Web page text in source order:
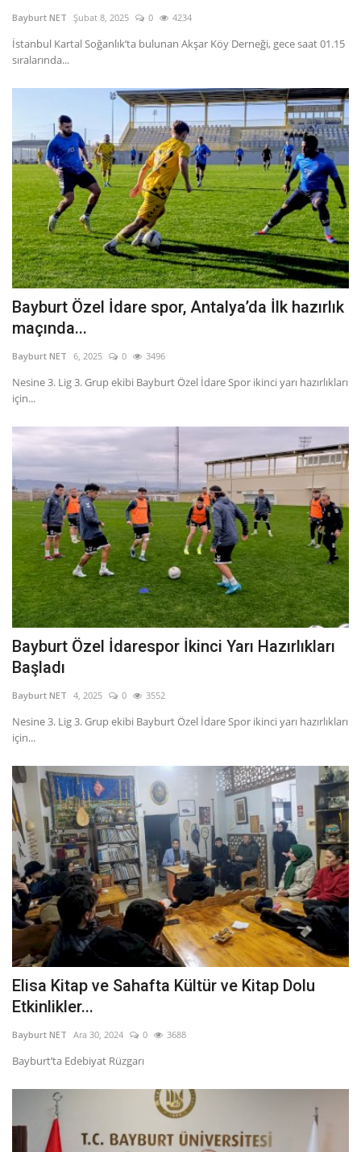
Bayburt NET Şubat 8, 2025 0 4234
İstanbul Kartal Soğanlık’ta bulunan Akşar Köy Derneği, gece saat 01.15
sıralarında...
Bayburt Özel İdare spor, Antalya’da İlk hazırlık
maçında...
Bayburt NET 6, 2025 0 3496
Nesine 3. Lig 3. Grup ekibi Bayburt Özel İdare Spor ikinci yarı hazırlıkları
için...
Bayburt Özel İdarespor İkinci Yarı Hazırlıkları
Başladı
Bayburt NET 4, 2025 0 3552
Nesine 3. Lig 3. Grup ekibi Bayburt Özel İdare Spor ikinci yarı hazırlıkları
için...
Elisa Kitap ve Sahafta Kültür ve Kitap Dolu
Etkinlikler...
Bayburt NET Ara 30, 2024 0 3688
Bayburt’ta Edebiyat Rüzgarı